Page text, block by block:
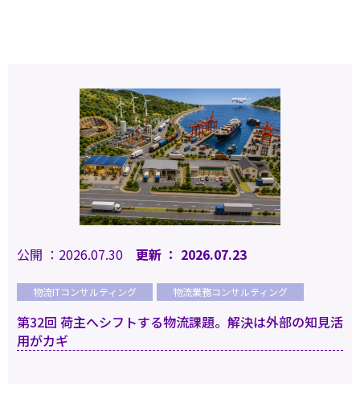
公開 ：2026.07.30 更新 ： 2026.07.23
物流ITコンサルティング 物流業務コンサルティング
第32回 荷主へシフトする物流課題。解決は外部の知見活
用がカギ